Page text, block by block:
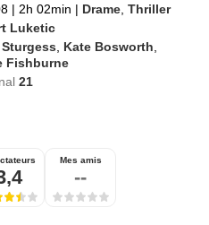
| 2h 02min | Drame ,Thriller
Luketic
Kate Bosworth
Fishburne
21
Mes amis
--